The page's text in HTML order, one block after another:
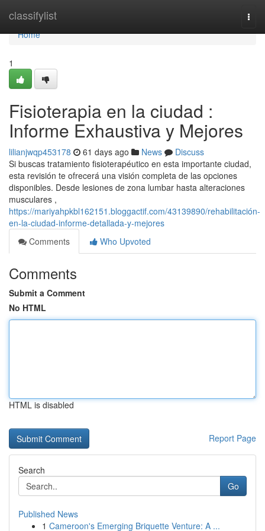
classifylist
Home
Home
1
Fisioterapia en la ciudad :
Informe Exhaustiva y Mejores
lilianjwqp453178 61 days ago News
Discuss
Si buscas tratamiento fisioterapéutico en esta importante ciudad,
esta revisión te ofrecerá una visión completa de las opciones
disponibles. Desde lesiones de zona lumbar hasta alteraciones
musculares ,
https://mariyahpkbl162151.bloggactif.com/43139890/rehabilitación-
en-la-ciudad-informe-detallada-y-mejores
Comments
Who Upvoted
Comments
Submit a Comment
No HTML
HTML is disabled
Report Page
Search
Go
Published News
1 Cameroon's Emerging Briquette Venture: A ...